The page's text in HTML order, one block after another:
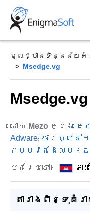
Skip
content
មូលដ្ឋានទិន្នន័យគំរ
Msedge.vg
Msedge.vg
ដោយ Mezo ក្នុង គ
Adware, ចោរប្លន់
កម្មវិធីដែលមិន
បកប្រែទៅ៖
ភា
តារាងពិន្ទុគំរ